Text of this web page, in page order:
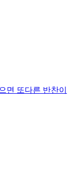
면 또다른 반찬이